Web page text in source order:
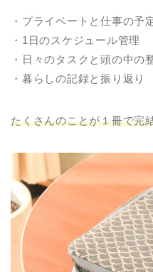
・プライベートと仕事の予
・1日のスケジュール管理
・日々のタスクと頭の中の
・暮らしの記録と振り返
たくさんのことが１冊で完